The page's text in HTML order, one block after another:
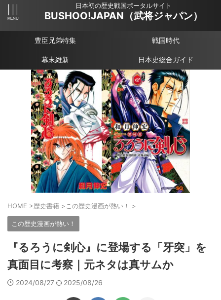
日本初の歴史戦国ポータルサイト
BUSHOO!JAPAN（武将ジャパン）
豊臣兄弟特集 戦国時代
幕末維新 日本史総合ガイド
HOME >歴史書籍 > この歴史漫画が熱い！ >
この歴史漫画が熱い！
『るろうに剣心』に登場する「牙突」を
真面目に考察｜元ネタは真サムか
2024/08/27 2025/08/26